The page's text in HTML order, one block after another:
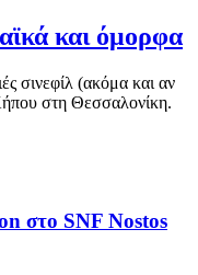
και όμορφα
σινεφίλ (ακόμα και αν
στη Θεσσαλονίκη.
στο SNF Nostos